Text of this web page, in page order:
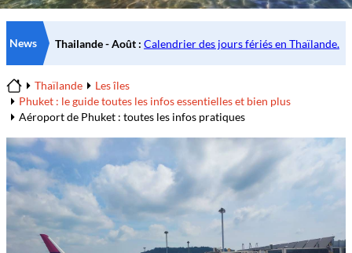
News
Home
Thaïlande
Les îles
Phuket : le guide toutes les infos essentielles et bien plus
Aéroport de Phuket : toutes les infos pratiques